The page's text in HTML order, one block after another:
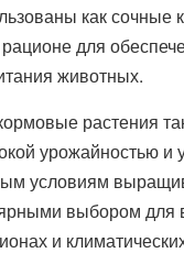
как сочные
для
животных.
растения
урожайностью и
условиям
выбором
и